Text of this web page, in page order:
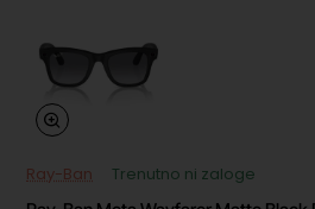
Ray-Ban
Trenutno ni zaloge